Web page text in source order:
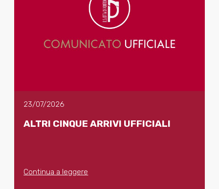
23/07/2026
ALTRI CINQUE ARRIVI UFFICIALI
Continua a leggere